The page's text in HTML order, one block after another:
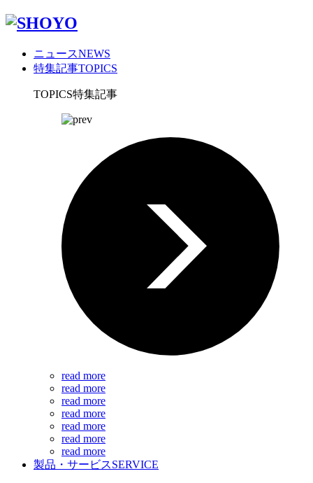
ニュースNEWS
特集記事TOPICS
TOPICS特集記事
read more
read more
read more
read more
read more
read more
read more
製品・サービスSERVICE